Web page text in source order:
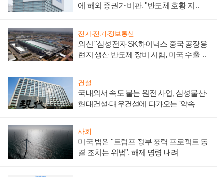
에 해외 증권가 비판, "반도체 호황 지속
전자·전기·정보통신
외신 "삼성전자 SK하이닉스 중국 공장용
현지 생산 반도체 장비 시험, 미국 수출통
건설
국내외서 속도 붙는 원전 사업, 삼성물산·
현대건설·대우건설에 다가오는 '약속의
사회
미국 법원 "트럼프 정부 풍력 프로젝트 동
결 조치는 위법", 해제 명령 내려